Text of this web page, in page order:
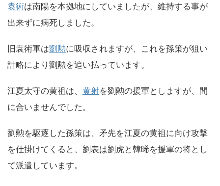
袁術は南陽を本拠地にしていましたが、維持する事が
出来ずに病死しました。
旧袁術軍は劉勲に吸収されますが、これを孫策が狙い
計略により劉勲を追い払っています。
江夏太守の黄祖は、 黄射を劉勲の援軍としますが、間
に合いませんでした。
劉勲を駆逐した孫策は、矛先を江夏の黄祖に向け攻撃
を仕掛けてくると、劉表は劉虎と韓晞を援軍の将とし
て派遣しています。